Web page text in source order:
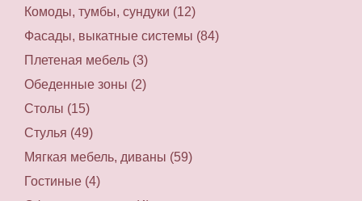
Комоды, тумбы, сундуки (12)
Фасады, выкатные системы (84)
Плетеная мебель (3)
Обеденные зоны (2)
Столы (15)
Стулья (49)
Мягкая мебель, диваны (59)
Гостиные (4)